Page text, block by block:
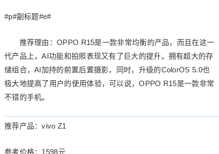
#p#副标题#e#
推荐理由：OPPO R15是一款非常均衡的产品，而且在这一
代产品上，AI功能和拍照表现又有了巨大的提升。拥有超大的存
储组合，AI加持的前置后置摄影，同时，升级的ColorOS 5.0也
极大地提高了用户的使用体验，可以说，OPPO R15是一款非常
不错的手机。
推荐产品：vivo Z1
参考价格：1598元